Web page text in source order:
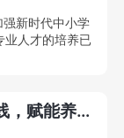
中国体育教练
审稿专家。
新时代中小学
业人才的培养已
健康管理师（老年方向）课程上线，赋能养老产业专业化提质升级！